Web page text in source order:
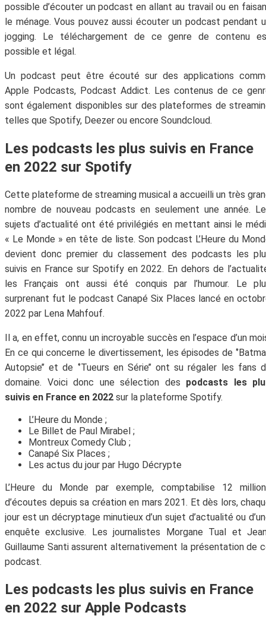
possible d’écouter un podcast en allant au travail ou en
le ménage. Vous pouvez aussi écouter un podcast pendant
jogging. Le téléchargement de ce genre de contenu
possible et légal.
Un podcast peut être écouté sur des applications
Apple Podcasts, Podcast Addict. Les contenus de ce
sont également disponibles sur des plateformes de
telles que Spotify, Deezer ou encore Soundcloud.
Les podcasts les plus suivis en France
en 2022 sur Spotify
Cette plateforme de streaming musical a accueilli un très
nombre de nouveau podcasts en seulement une année.
sujets d’actualité ont été privilégiés en mettant ainsi le
« Le Monde » en tête de liste. Son podcast L’Heure du
devient donc premier du classement des podcasts les
suivis en France sur Spotify en 2022. En dehors de
les Français ont aussi été conquis par l’humour. Le
surprenant fut le podcast Canapé Six Places lancé en
2022 par Lena Mahfouf.
Il a, en effet, connu un incroyable succès en l’espace d’un
En ce qui concerne le divertissement, les épisodes de
Autopsie’’ et de ‘’Tueurs en Série’’ ont su régaler les fans
domaine. Voici donc une sélection des podcasts les
suivis en France en 2022 sur la plateforme Spotify.
L’Heure du Monde ;
Le Billet de Paul Mirabel ;
Montreux Comedy Club ;
Canapé Six Places ;
Les actus du jour par Hugo Décrypte
L’Heure du Monde par exemple, comptabilise 12
d’écoutes depuis sa création en mars 2021. Et dès lors,
jour est un décryptage minutieux d’un sujet d’actualité ou
enquête exclusive. Les journalistes Morgane Tual et
Guillaume Santi assurent alternativement la présentation de
podcast.
Les podcasts les plus suivis en France
en 2022 sur Apple Podcasts